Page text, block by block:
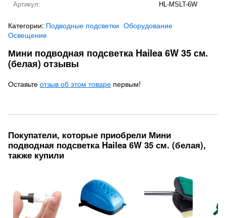
Артикул:
HL-MSLT-6W
Категории: Подводные подсветки Оборудование
Освещение
Мини подводная подсветка Hailea 6W 35 см.
(белая) отзывы
Оставьте отзыв об этом товаре первым!
Покупатели, которые приобрели Мини
подводная подсветка Hailea 6W 35 см. (белая),
также купили